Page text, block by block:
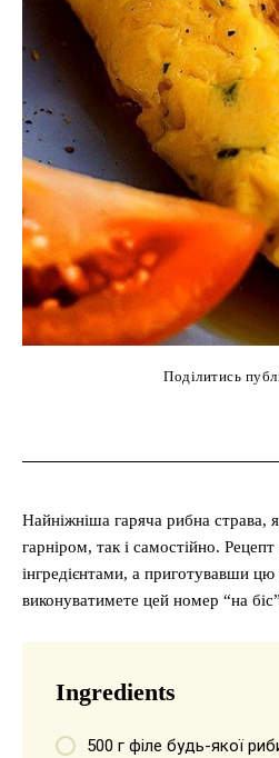
Поділитись
Найніжніша гаряча рибна страва,
гарніром, так і самостійно.
інгредієнтами, а приготувавши
виконуватимете цей номер “на
Ingredients
500 г філе будь-якої